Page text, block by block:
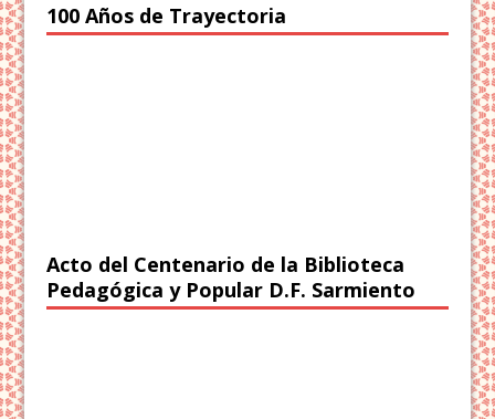
100 Años de Trayectoria
Acto del Centenario de la Biblioteca
Pedagógica y Popular D.F. Sarmiento